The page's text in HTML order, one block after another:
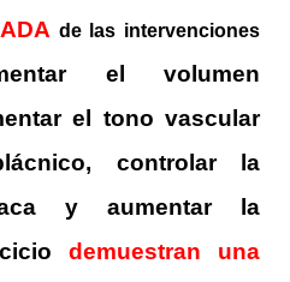
de las intervenciones
el volumen
el tono vascular
controlar la
y aumentar la
demuestran una